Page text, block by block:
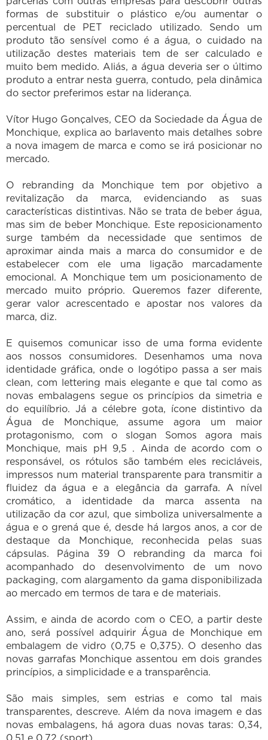
formas de substituir o plástico e/ou aumentar o
percentual de PET reciclado utilizado. Sendo um
produto tão sensível como é a água, o cuidado na
utilização destes materiais tem de ser calculado e
muito bem medido. Aliás, a água deveria ser o último
produto a entrar nesta guerra, contudo, pela dinâmica
do sector preferimos estar na liderança.
Vítor Hugo Gonçalves, CEO da Sociedade da Água de
Monchique, explica ao barlavento mais detalhes sobre
a nova imagem de marca e como se irá posicionar no
mercado.
O rebranding da Monchique tem por objetivo a
revitalização da marca, evidenciando as suas
características distintivas. Não se trata de beber água,
mas sim de beber Monchique. Este reposicionamento
surge também da necessidade que sentimos de
aproximar ainda mais a marca do consumidor e de
estabelecer com ele uma ligação marcadamente
emocional. A Monchique tem um posicionamento de
mercado muito próprio. Queremos fazer diferente,
gerar valor acrescentado e apostar nos valores da
marca, diz.
E quisemos comunicar isso de uma forma evidente
aos nossos consumidores. Desenhamos uma nova
identidade gráfica, onde o logótipo passa a ser mais
clean, com lettering mais elegante e que tal como as
novas embalagens segue os princípios da simetria e
do equilíbrio. Já a célebre gota, ícone distintivo da
Água de Monchique, assume agora um maior
protagonismo, com o slogan Somos agora mais
Monchique, mais pH 9,5 . Ainda de acordo com o
responsável, os rótulos são também eles recicláveis,
impressos num material transparente para transmitir a
fluidez da água e a elegância da garrafa. A nível
cromático, a identidade da marca assenta na
utilização da cor azul, que simboliza universalmente a
água e o grená que é, desde há largos anos, a cor de
destaque da Monchique, reconhecida pelas suas
cápsulas. Página 39 O rebranding da marca foi
acompanhado do desenvolvimento de um novo
packaging, com alargamento da gama disponibilizada
ao mercado em termos de tara e de materiais.
Assim, e ainda de acordo com o CEO, a partir deste
ano, será possível adquirir Água de Monchique em
embalagem de vidro (0,75 e 0,375). O desenho das
novas garrafas Monchique assentou em dois grandes
princípios, a simplicidade e a transparência.
São mais simples, sem estrias e como tal mais
transparentes, descreve. Além da nova imagem e das
novas embalagens, há agora duas novas taras: 0,34,